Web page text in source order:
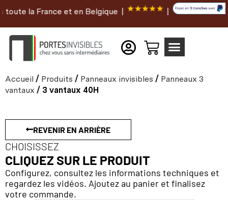
la France et en Belgique | |
Accueil / Produits / Panneaux invisibles / Panneaux 3
vantaux / 3 vantaux 40H
REVENIR EN ARRIÈRE
CHOISISSEZ
CLIQUEZ SUR LE PRODUIT
Configurez, consultez les informations techniques et
regardez les vidéos. Ajoutez au panier et finalisez
votre commande.